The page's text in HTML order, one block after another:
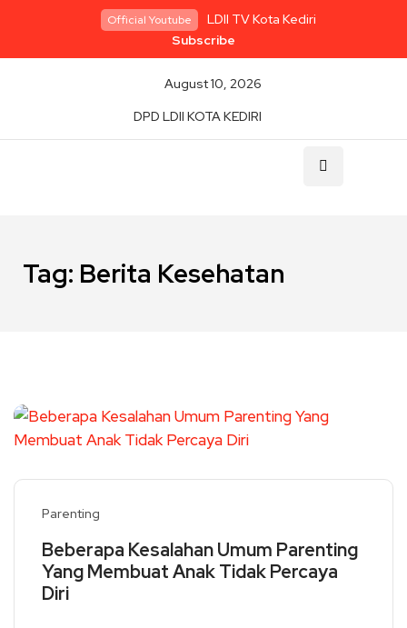
Official Youtube
LDII TV Kota Kediri
Subscribe
August 10, 2026
DPD LDII KOTA KEDIRI
Tag: Berita Kesehatan
Parenting
Beberapa Kesalahan Umum Parenting
Yang Membuat Anak Tidak Percaya
Diri